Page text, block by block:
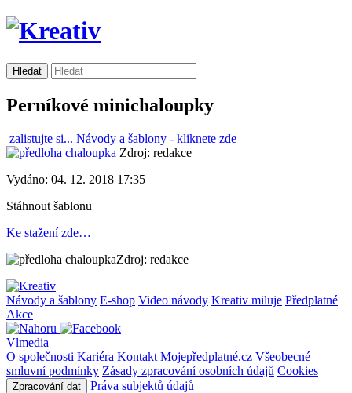
Perníkové minichaloupky
zalistujte si... Návody a šablony - kliknete zde
Zdroj: redakce
Vydáno: 04. 12. 2018 17:35
Stáhnout šablonu
Ke stažení zde…
Zdroj: redakce
Návody a šablony E-shop Video návody Kreativ miluje Předplatné
Akce
Vlmedia
O společnosti Kariéra Kontakt Mojepředplatné.cz Všeobecné
smluvní podmínky Zásady zpracování osobních údajů Cookies
Zpracování dat
Práva subjektů údajů